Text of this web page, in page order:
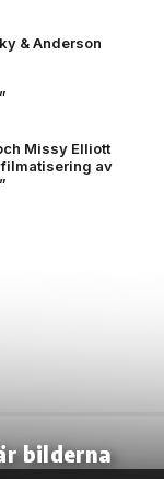
& Anderson
Missy Elliott
av
bilderna